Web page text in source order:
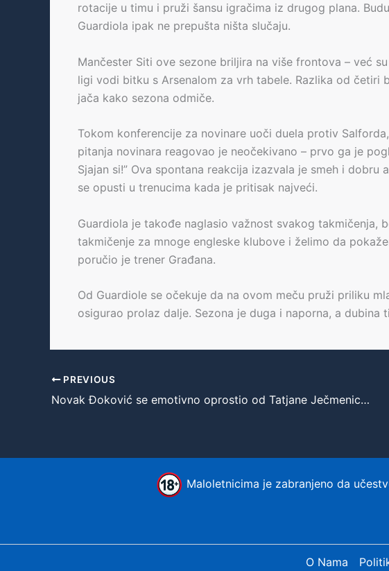
rotacije u timu i pruži šansu igračima iz drugog plana.
Guardiola ipak ne prepušta ništa slučaju.
Mančester Siti ove sezone briljira na više frontova – već
ligi vodi bitku s Arsenalom za vrh tabele. Razlika od četiri
jača kako sezona odmiče.
Tokom konferencije za novinare uoči duela protiv
pitanja novinara reagovao je neočekivano – prvo ga je
Sjajan si!” Ova spontana reakcija izazvala je smeh i
se opusti u trenucima kada je pritisak najveći.
Guardiola je takođe naglasio važnost svakog takmičenja,
takmičenje za mnoge engleske klubove i želimo da
poručio je trener Građana.
Od Guardiole se očekuje da na ovom meču pruži priliku
osigurao prolaz dalje. Sezona je duga i naporna, a
PREVIOUS
Novak Đoković se emotivno oprostio od Tatjane Ječmenice: Odlazak legende koji je potresao sportsku javnost
Maloletnicima je zabranjeno da
O Nama